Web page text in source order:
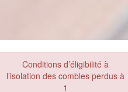
Conditions d’éligibilité à
l’isolation des combles perdus à
1